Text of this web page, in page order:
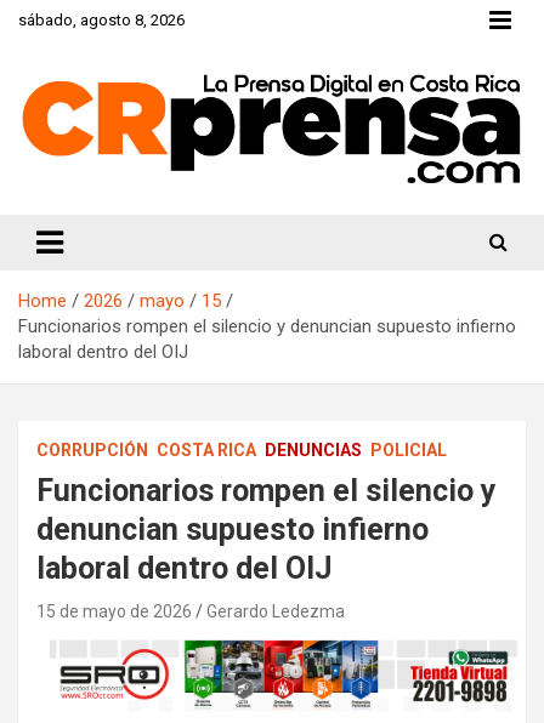
Skipsábado, agosto 8, 2026
Home 2026 mayo
15
Funcionarios rompen el silencio y denuncian supuesto infierno
laboral dentro del OIJ
CORRUPCIÓN COSTA RICA DENUNCIAS POLICIAL
Funcionarios rompen el silencio y
denuncian supuesto infierno
laboral dentro del OIJ
15 de mayo de 2026 Gerardo Ledezma